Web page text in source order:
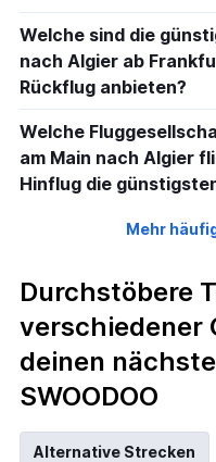
Welche sind die
nach Algier ab
Rückflug anbieten?
Welche
am Main nach Algier
Hinflug die
Mehr
Durchstöbere
verschiedener
deinen
SWOODOO
Alternative Strecken